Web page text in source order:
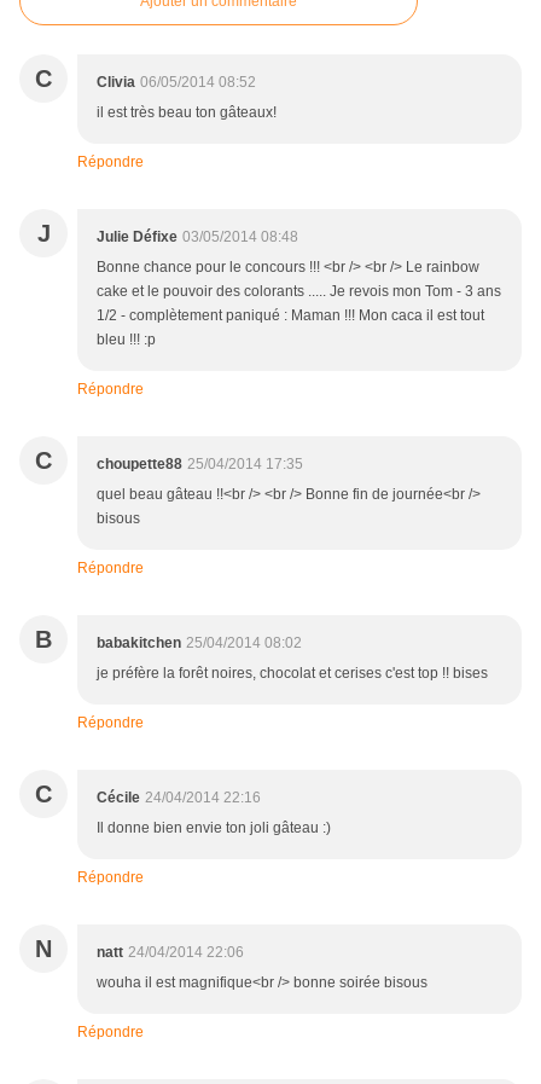
C Clivia 06/05/2014 08:52
il est très beau ton gâteaux!
Répondre
J Julie Défixe 03/05/2014 08:48
Bonne chance pour le concours !!! <br /> <br /> Le rainbow
cake et le pouvoir des colorants ..... Je revois mon Tom - 3 ans
1/2 - complètement paniqué : Maman !!! Mon caca il est tout
bleu !!! :p
Répondre
C choupette88 25/04/2014 17:35
quel beau gâteau !!<br /> <br /> Bonne fin de journée<br />
bisous
Répondre
B babakitchen 25/04/2014 08:02
je préfère la forêt noires, chocolat et cerises c'est top !! bises
Répondre
C Cécile 24/04/2014 22:16
Il donne bien envie ton joli gâteau :)
Répondre
N natt 24/04/2014 22:06
wouha il est magnifique<br /> bonne soirée bisous
Répondre